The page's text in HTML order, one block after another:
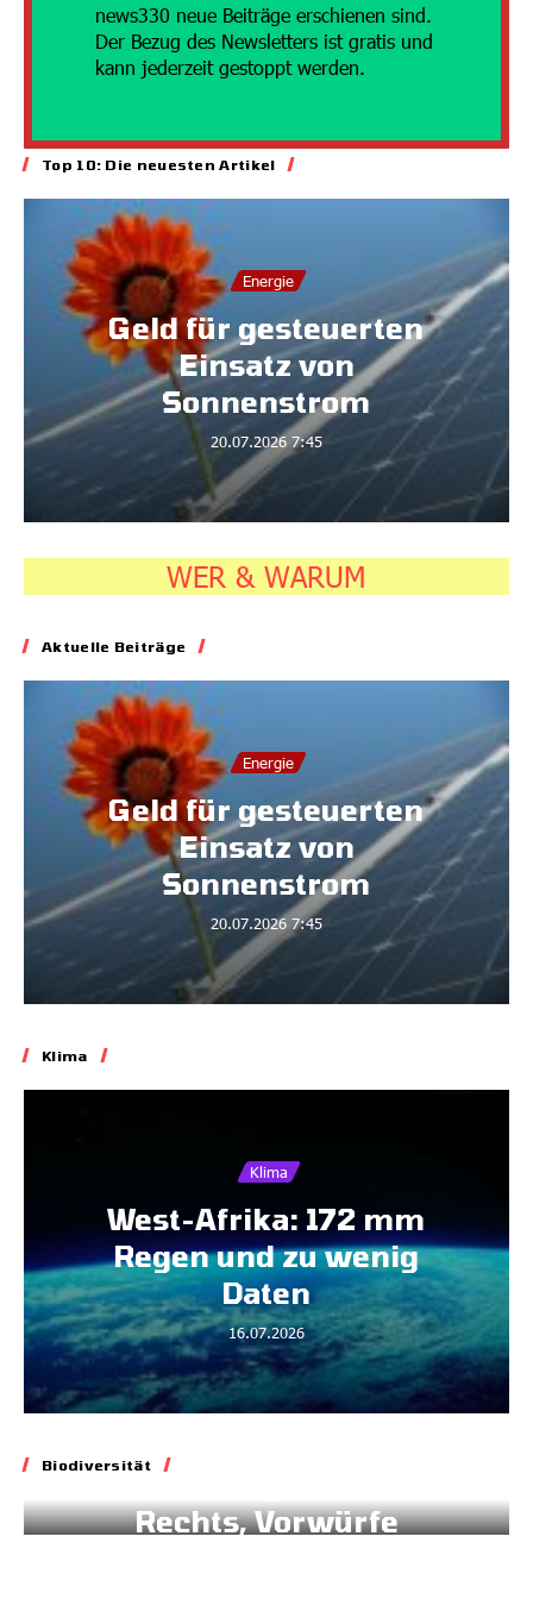
news330 neue Beiträge erschienen sind.
Der Bezug des Newsletters ist gratis und
kann jederzeit gestoppt werden.
Top 10: Die neuesten Artikel
Energie
Geld für gesteuerten
Einsatz von
Sonnenstrom
20.07.2026 7:45
WER & WARUM
Aktuelle Beiträge
Energie
Geld für gesteuerten
Einsatz von
Sonnenstrom
20.07.2026 7:45
Klima
Klima
West-Afrika: 172 mm
Regen und zu wenig
Daten
16.07.2026
Biodiversität
Rechts, Vorwürfe